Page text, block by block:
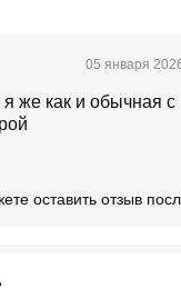
05 января
я же как и обычная с
оставить отзыв